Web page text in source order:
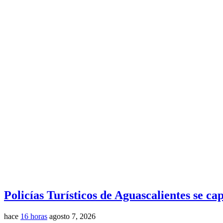
Policías Turísticos de Aguascalientes se
hace 16 horas agosto 7, 2026